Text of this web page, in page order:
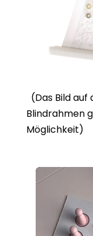
(Das Bild auf
Blindrahmen
Möglichkeit)